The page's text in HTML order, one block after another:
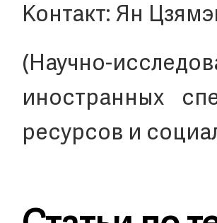
Контакт: Ян
(Научно-
иностранных
ресурсов и